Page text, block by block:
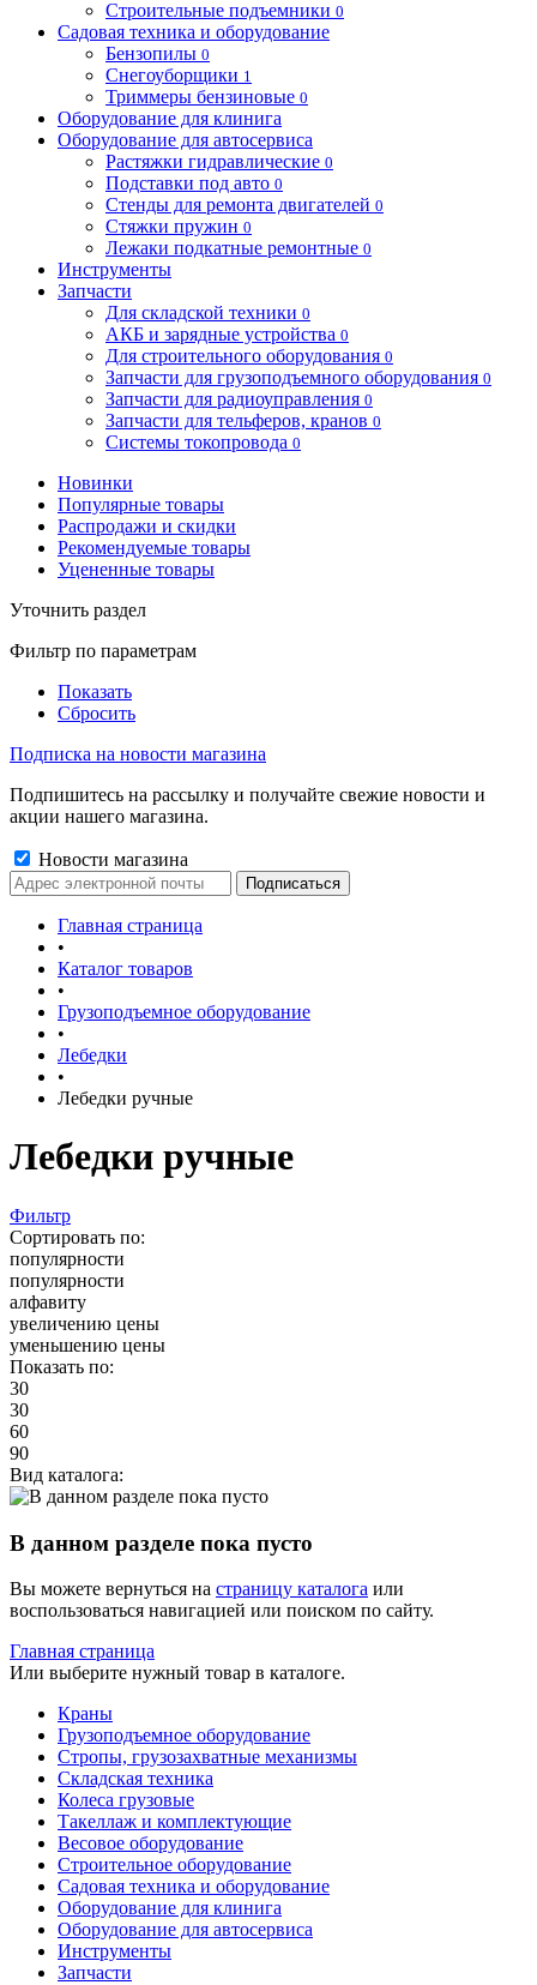
Строительные подъемники 0
Садовая техника и оборудование
Бензопилы 0
Снегоуборщики 1
Триммеры бензиновые 0
Оборудование для клинига
Оборудование для автосервиса
Растяжки гидравлические 0
Подставки под авто 0
Стенды для ремонта двигателей 0
Стяжки пружин 0
Лежаки подкатные ремонтные 0
Инструменты
Запчасти
Для складской техники 0
АКБ и зарядные устройства 0
Для строительного оборудования 0
Запчасти для грузоподъемного оборудования 0
Запчасти для радиоуправления 0
Запчасти для тельферов, кранов 0
Системы токопровода 0
Новинки
Популярные товары
Распродажи и скидки
Рекомендуемые товары
Уцененные товары
Уточнить раздел
Фильтр по параметрам
Показать
Сбросить
Подписка на новости магазина
Подпишитесь на рассылку и получайте свежие новости и
акции нашего магазина.
Новости магазина
Главная страница
•
Каталог товаров
•
Грузоподъемное оборудование
•
Лебедки
•
Лебедки ручные
Лебедки ручные
Фильтр
Сортировать по:
популярности
популярности
алфавиту
увеличению цены
уменьшению цены
Показать по:
30
30
60
90
Вид каталога:
В данном разделе пока пусто
Вы можете вернуться на страницу каталога или
воспользоваться навигацией или поиском по сайту.
Главная страница
Или выберите нужный товар в каталоге.
Краны
Грузоподъемное оборудование
Стропы, грузозахватные механизмы
Складская техника
Колеса грузовые
Такеллаж и комплектующие
Весовое оборудование
Строительное оборудование
Садовая техника и оборудование
Оборудование для клинига
Оборудование для автосервиса
Инструменты
Запчасти